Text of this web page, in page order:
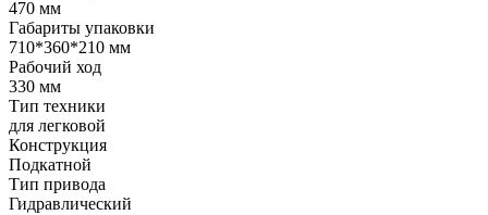
470 мм
Габариты упаковки
710*360*210 мм
Рабочий ход
330 мм
Тип техники
для легковой
Конструкция
Подкатной
Тип привода
Гидравлический